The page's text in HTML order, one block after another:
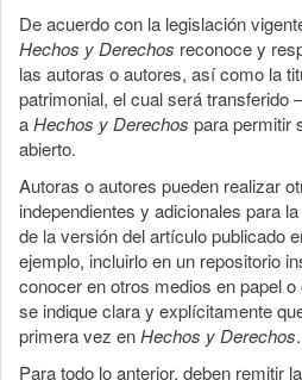
De acuerdo con la legislación
Hechos y Derechos reconoce y
las autoras o autores, así como la
patrimonial, el cual será
aHechos y Derechos para permitir
abierto.
Autoras o autores pueden realizar
independientes y adicionales para
de la versión del artículo publicado
ejemplo, incluirlo en un repositorio
conocer en otros medios en papel
se indique clara y explícitamente
primera vez enHechos y Derechos.
Para todo lo anterior, deben remitir